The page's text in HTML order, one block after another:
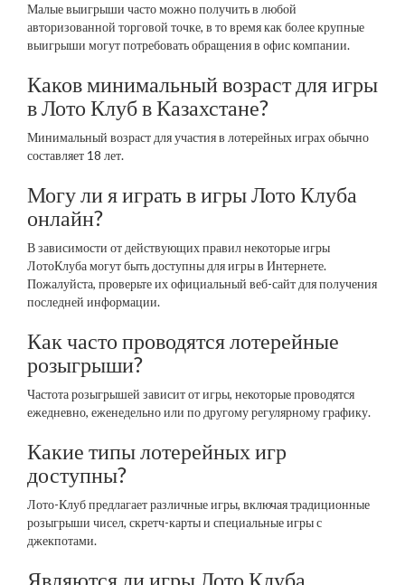
Малые выигрыши часто можно получить в любой
авторизованной торговой точке, в то время как более крупные
выигрыши могут потребовать обращения в офис компании.
Каков минимальный возраст для игры
в Лото Клуб в Казахстане?
Минимальный возраст для участия в лотерейных играх обычно
составляет 18 лет.
Могу ли я играть в игры Лото Клуба
онлайн?
В зависимости от действующих правил некоторые игры
ЛотоКлуба могут быть доступны для игры в Интернете.
Пожалуйста, проверьте их официальный веб-сайт для получения
последней информации.
Как часто проводятся лотерейные
розыгрыши?
Частота розыгрышей зависит от игры, некоторые проводятся
ежедневно, еженедельно или по другому регулярному графику.
Какие типы лотерейных игр
доступны?
Лото-Клуб предлагает различные игры, включая традиционные
розыгрыши чисел, скретч-карты и специальные игры с
джекпотами.
Являются ли игры Лото Клуба